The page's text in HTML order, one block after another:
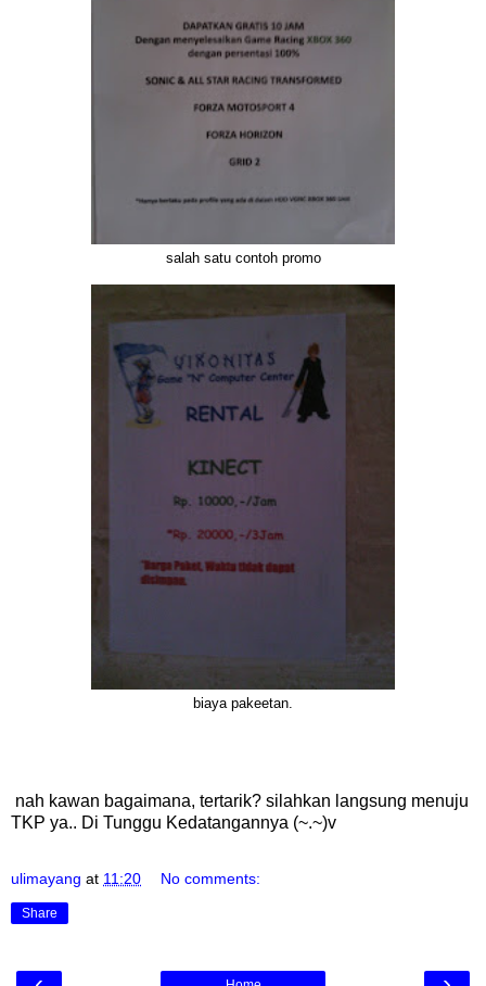
salah satu contoh promo
biaya pakeetan.
nah kawan bagaimana, tertarik? silahkan langsung menuju
TKP ya.. Di Tunggu Kedatangannya (~.~)v
ulimayang at 11:20 No comments:
Share